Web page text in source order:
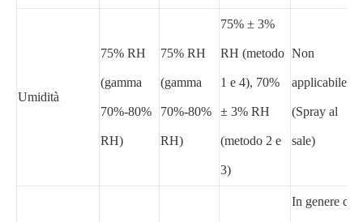
Umidità
75% RH
(gamma
70%-80%
RH)
75% RH
(gamma
70%-80%
RH)
75% ± 3%
RH (metodo
1 e 4), 70%
± 3% RH
(metodo 2 e
3)
Non
applicabile
(Spray al
sale)
In genere da